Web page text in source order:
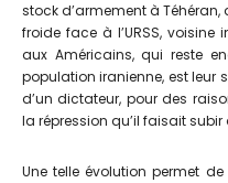
stock d’armement à Téhéran,
froide face à l’URSS, voisine
aux Américains, qui reste
population iranienne, est leur
d’un dictateur, pour des
la répression qu’il faisait subir
Une telle évolution permet